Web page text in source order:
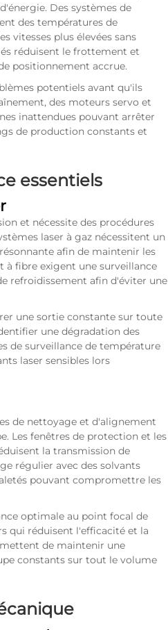
Des systèmes de
des températures de
vitesses plus élevées sans
réduisent le frottement et
positionnement accrue.
potentiels avant qu'ils
des moteurs servo et
inattendues pouvant arrêter
de production constants et
essentiels
et nécessite des procédures
laser à gaz nécessitent un
afin de maintenir les
à fibre exigent une surveillance
refroidissement afin d'éviter une
une sortie constante sur toute
une dégradation des
de surveillance de température
laser sensibles lors
de nettoyage et d'alignement
Les fenêtres de protection et les
la transmission de
régulier avec des solvants
pouvant compromettre les
optimale au point focal de
qui réduisent l'efficacité et la
de maintenir une
constants sur tout le volume